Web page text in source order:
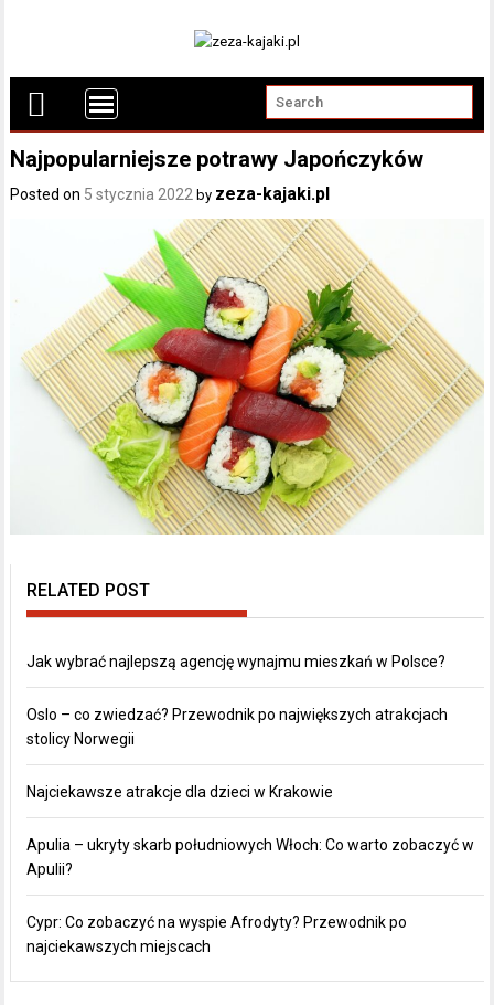
Najpopularniejsze potrawy Japończyków
Posted on 5 stycznia 2022 by zeza-kajaki.pl
RELATED POST
Jak wybrać najlepszą agencję wynajmu mieszkań w Polsce?
Oslo – co zwiedzać? Przewodnik po największych atrakcjach
stolicy Norwegii
Najciekawsze atrakcje dla dzieci w Krakowie
Apulia – ukryty skarb południowych Włoch: Co warto zobaczyć w
Apulii?
Cypr: Co zobaczyć na wyspie Afrodyty? Przewodnik po
najciekawszych miejscach